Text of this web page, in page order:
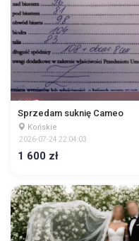
Sprzedam suknię Cameo
Końskie
2026-07-24 22:04:03
1 600 zł